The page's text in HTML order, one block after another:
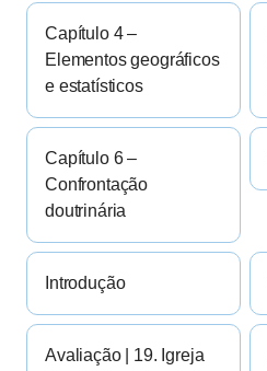
Capítulo 4 –
Elementos geográficos
e estatísticos
Capítulo 6 –
Confrontação
doutrinária
Introdução
Avaliação | 19. Igreja